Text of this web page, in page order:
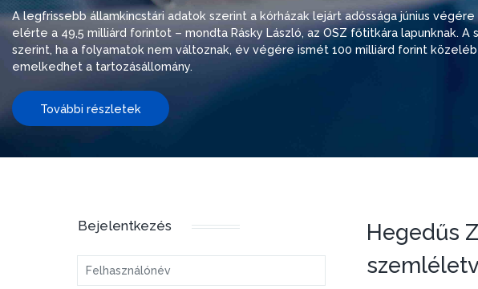
A legfrissebb államkincstári adatok szerint a kórházak lejárt adóssága június végére
elérte a 49,5 milliárd forintot – mondta Rásky László, az OSZ főtitkára lapunknak. A
szerint, ha a folyamatok nem változnak, év végére ismét 100 milliárd forint
emelkedhet a tartozásállomány.
További részletek
Bejelentkezés
Felhasználónév
Hegedűs